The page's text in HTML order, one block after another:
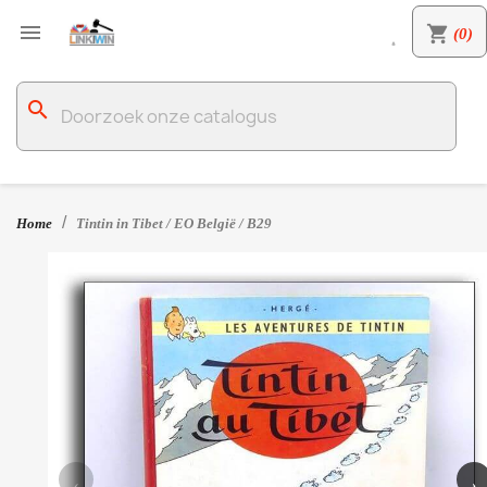
 shopping_cart (0)

search
Home Tintin in Tibet / EO België / B29